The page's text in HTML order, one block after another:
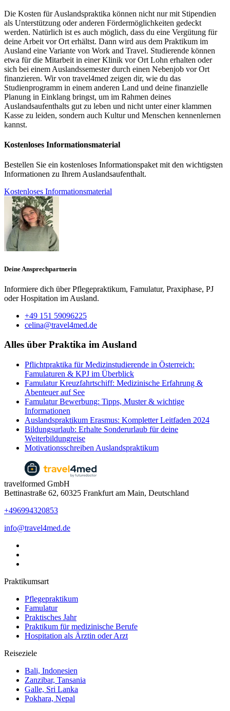
Die Kosten für Auslandspraktika können nicht nur mit Stipendien
als Unterstützung oder anderen Fördermöglichkeiten gedeckt
werden. Natürlich ist es auch möglich, dass du eine Vergütung für
deine Arbeit vor Ort erhältst. Dann wird aus dem Praktikum im
Ausland eine Variante von Work and Travel. Studierende können
etwa für die Mitarbeit in einer Klinik vor Ort Lohn erhalten oder
sich bei einem Auslandssemester durch einen Nebenjob vor Ort
finanzieren. Wir von travel4med zeigen dir, wie du das
Studienprogramm in einem anderen Land und deine finanzielle
Planung in Einklang bringst, um im Rahmen deines
Auslandsaufenthalts gut zu leben und nicht unter einer klammen
Kasse zu leiden, sondern auch Kultur und Menschen kennenlernen
kannst.
Kostenloses Informationsmaterial
Bestellen Sie ein kostenloses Informationspaket mit den wichtigsten
Informationen zu Ihrem Auslandsaufenthalt.
Kostenloses Informationsmaterial
Deine Ansprechpartnerin
Informiere dich über Pflegepraktikum, Famulatur, Praxiphase, PJ
oder Hospitation im Ausland.
+49 151 59096225
celina@travel4med.de
Alles über Praktika im Ausland
Pflichtpraktika für Medizinstudierende in Österreich:
Famulaturen & KPJ im Überblick
Famulatur Kreuzfahrtschiff: Medizinische Erfahrung &
Abenteuer auf See
Famulatur Bewerbung: Tipps, Muster & wichtige
Informationen
Auslandspraktikum Erasmus: Kompletter Leitfaden 2024
Bildungsurlaub: Erhalte Sonderurlaub für deine
Weiterbildungreise
​​Motivationsschreiben Auslandspraktikum
travelformed GmbH
Bettinastraße 62, 60325 Frankfurt am Main, Deutschland
+496994320853
info@travel4med.de
Praktikumsart
Pflegepraktikum
Famulatur
Praktisches Jahr
Praktikum für medizinische Berufe
Hospitation als Ärztin oder Arzt
Reiseziele
Bali, Indonesien
Zanzibar, Tansania
Galle, Sri Lanka
Pokhara, Nepal